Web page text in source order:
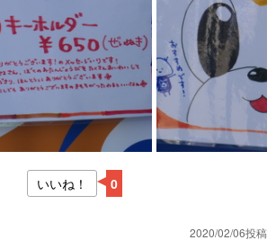
いいね！ 0
2020/02/06投稿